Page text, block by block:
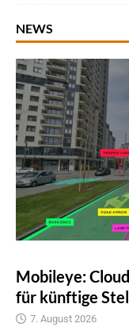
NEWS
Mobileye:
für künftige
7. August 2026